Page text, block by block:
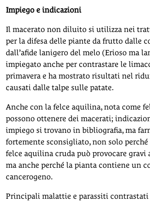
Impiego e indicazioni
Il macerato non diluito si utilizza nei
per la difesa delle piante da frutto dalle
dall’afide lanigero del melo (Erioso ma
impiegato anche per contrastare le
primavera e ha mostrato risultati nel
causati dalle talpe sulle patate.
Anche con la felce aquilina, nota come
possono ottenere dei macerati;
impiego si trovano in bibliografia, ma
fortemente sconsigliato, non solo
felce aquilina cruda può provocare gravi
ma anche perché la pianta contiene un
cancerogeno.
Principali malattie e parassiti contrastati